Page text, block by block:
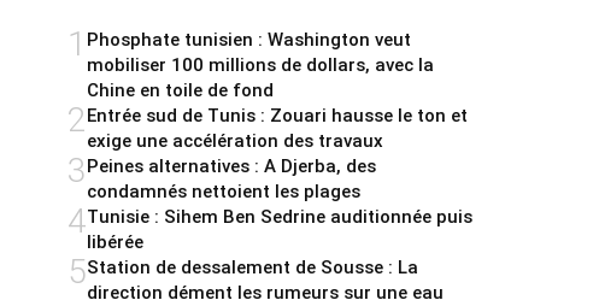
1 Phosphate tunisien : Washington veut
mobiliser 100 millions de dollars, avec la
Chine en toile de fond
2Entrée sud de Tunis : Zouari hausse le ton et
exige une accélération des travaux
3Peines alternatives : A Djerba, des
condamnés nettoient les plages
4Tunisie : Sihem Ben Sedrine auditionnée puis
libérée
5Station de dessalement de Sousse : La
direction dément les rumeurs sur une eau